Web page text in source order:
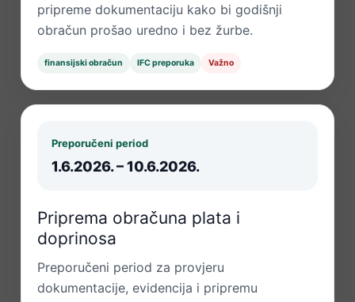
pripreme dokumentaciju kako bi godišnji
obračun prošao uredno i bez žurbe.
finansijski obračun IFC preporuka Važno
Preporučeni period
1.6.2026. – 10.6.2026.
Priprema obračuna plata i
doprinosa
Preporučeni period za provjeru
dokumentacije, evidencija i pripremu